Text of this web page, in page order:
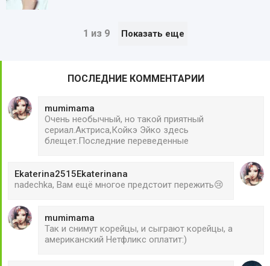
1 из 9 Показать еще
ПОСЛЕДНИЕ КОММЕНТАРИИ
mumimama
Очень необычный, но такой приятный
сериал.Актриса,Койкэ Эйко здесь
блещет.Последние переведенные
Ekaterina2515Ekaterinana
nadechka, Вам ещё многое предстоит пережить😢
mumimama
Так и снимут корейцы, и сыграют корейцы, а
американский Нетфликс оплатит:)